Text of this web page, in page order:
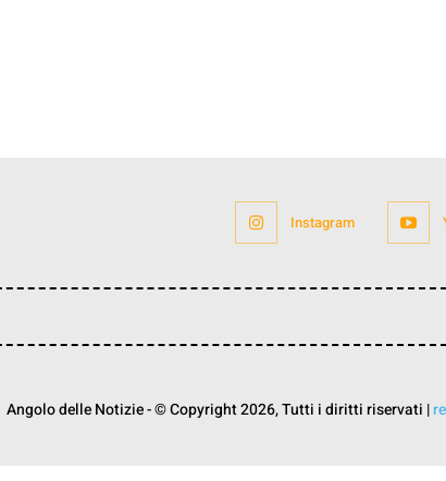
Instagram
Angolo delle Notizie - © Copyright 2026, Tutti i diritti riservati |